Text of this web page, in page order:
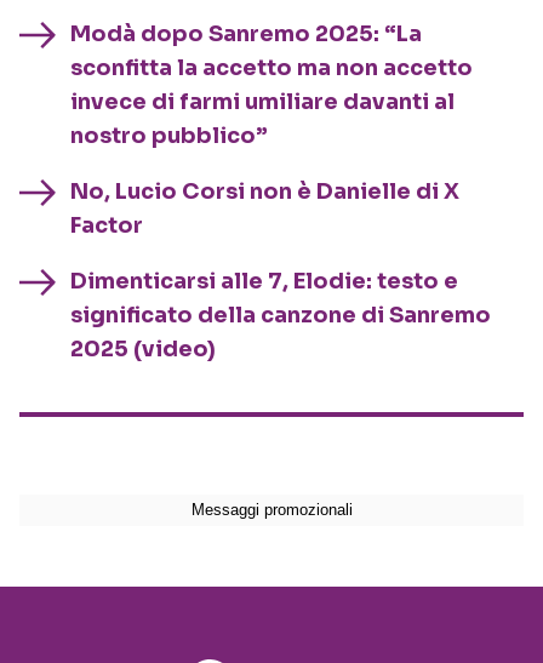
Modà dopo Sanremo 2025: “La
sconfitta la accetto ma non accetto
invece di farmi umiliare davanti al
nostro pubblico”
No, Lucio Corsi non è Danielle di X
Factor
Dimenticarsi alle 7, Elodie: testo e
significato della canzone di Sanremo
2025 (video)